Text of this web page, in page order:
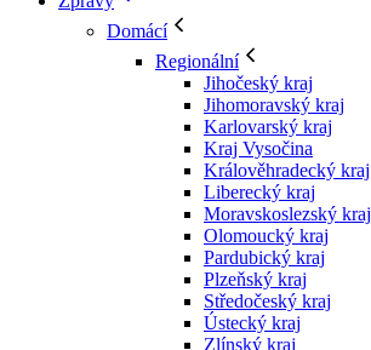
Domácí
Regionální
Jihočeský kraj
Jihomoravský kraj
Karlovarský kraj
Kraj Vysočina
Králověhradecký kraj
Liberecký kraj
Moravskoslezský kraj
Olomoucký kraj
Pardubický kraj
Plzeňský kraj
Středočeský kraj
Ústecký kraj
Zlínský kraj